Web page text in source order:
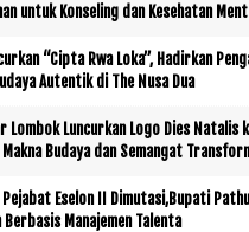
untuk Konseling dan Kesehatan
“Cipta Rwa Loka”, Hadirkan
Autentik di The Nusa Dua
Lombok Luncurkan Logo Dies Natalis
Budaya dan Semangat
Pejabat Eselon II Dimutasi,Bupati
Berbasis Manajemen Talenta